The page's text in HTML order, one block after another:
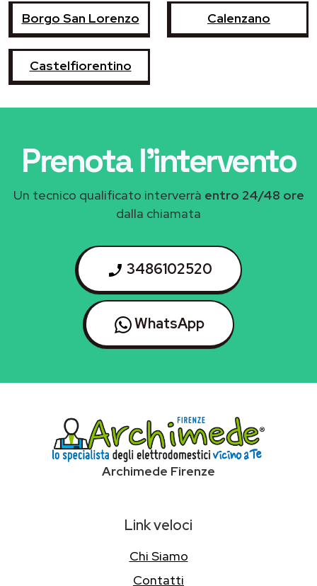
Borgo San Lorenzo Calenzano
Castelfiorentino
Prenota l'intervento
Un tecnico qualificato interverrà entro 24/48 ore
dalla chiamata
3486102520
WhatsApp
Archimede Firenze
Link veloci
Chi Siamo
Contatti